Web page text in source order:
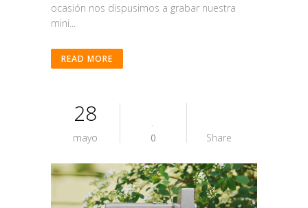
ocasión nos dispusimos a grabar nuestra
mini...
READ MORE
28
mayo 0 Share